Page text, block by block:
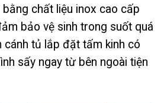
chất liệu inox cao cấp
bảo vệ sinh trong suốt quá
cánh tủ lắp đặt tấm kinh có
sấy ngay từ bên ngoài tiện